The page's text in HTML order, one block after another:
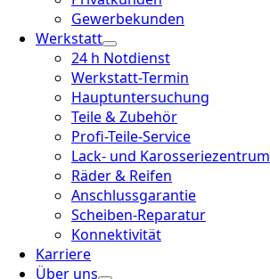
Gewerbekunden
Werkstatt
24 h Notdienst
Werkstatt-Termin
Hauptuntersuchung
Teile & Zubehör
Profi-Teile-Service
Lack- und Karosseriezentrum
Räder & Reifen
Anschlussgarantie
Scheiben-Reparatur
Konnektivität
Karriere
Über uns